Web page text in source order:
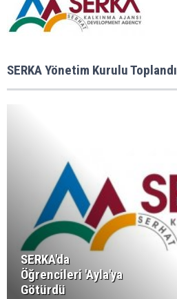
SERKA Yönetim Kurulu Toplandı
SERKA'da
Öğrencileri 'Ayla'ya
Götürdü